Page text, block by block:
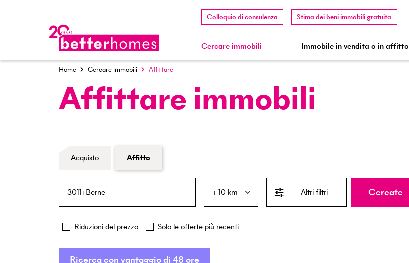
Colloquio di consulenza Stima dei beni immobili gratuita
Cercare immobili Immobile in vendita o in affitto
Home Cercare immobili Affittare
Affittare immobili
Modulo di ricerca immobiliare
Acquisto
Affitto
Altri filtri
Riduzioni del prezzo Solo le offerte più recenti
Cercate
Ricerca con vantaggio di 48 ore